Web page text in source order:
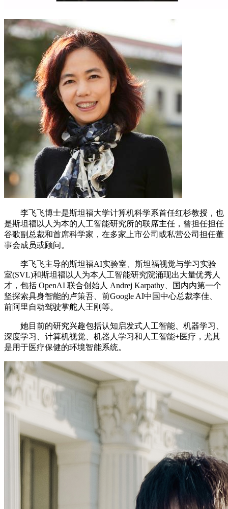
李飞飞博士是斯坦福大学计算机科学系首任红杉教授，也
是斯坦福以人为本的人工智能研究所的联席主任，曾担任担任
谷歌副总裁和首席科学家，在多家上市公司或私营公司担任董
事会成员或顾问。
李飞飞主导的斯坦福AI实验室、斯坦福视觉与学习实验
室(SVL)和斯坦福以人为本人工智能研究院涌现出大量优秀人
才，包括 OpenAI 联合创始人 Andrej Karpathy、国内内第一个
坚探索具身智能的卢策吾、前Google AI中国中心总裁李佳、
前阿里自动驾驶掌舵人王刚等。
她目前的研究兴趣包括认知启发式人工智能、机器学习、
深度学习、计算机视觉、机器人学习和人工智能+医疗，尤其
是用于医疗保健的环境智能系统。